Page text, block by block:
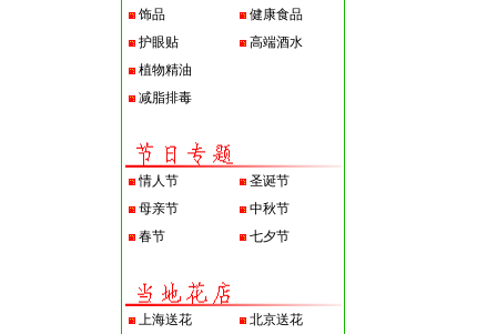
饰品
健康食品
护眼贴
高端酒水
植物精油
减脂排毒
情人节
圣诞节
母亲节
中秋节
春节
七夕节
上海送花
北京送花